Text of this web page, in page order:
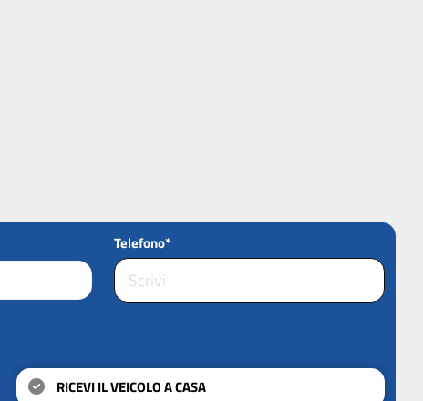
Telefono*
RICEVI IL VEICOLO A CASA